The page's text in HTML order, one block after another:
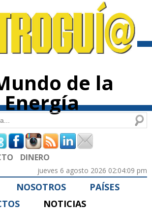
contenido
de la
Energía
de búsqueda
DINERO
jueves 6 agosto 2026 02:04:09 pm
NOSOTROS
PAÍSES
NOTICIAS